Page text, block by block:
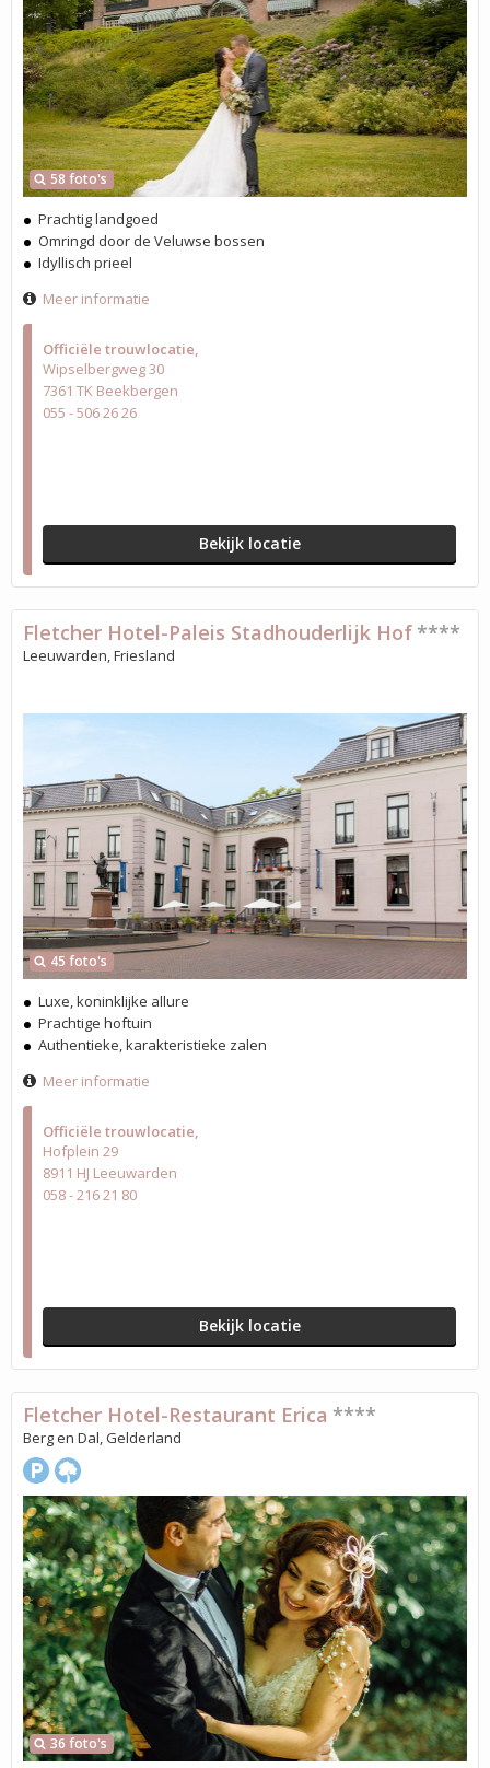
Officiële trouwlocatie
Wipselbergweg 30
7361 TK Beekbergen
055 - 506 26 26
Bekijk locatie
58 foto's
Prachtig landgoed
Omringd door de Veluwse bossen
Idyllisch prieel
Meer informatie
Officiële trouwlocatie
Hofplein 29
8911 HJ Leeuwarden
058 - 216 21 80
Bekijk locatie
45 foto's
Fletcher Hotel-Paleis Stadhouderlijk Hof ****
Leeuwarden, Friesland
Luxe, koninklijke allure
Prachtige hoftuin
Authentieke, karakteristieke zalen
Meer informatie
36 foto's
Fletcher Hotel-Restaurant Erica ****
Berg en Dal, Gelderland